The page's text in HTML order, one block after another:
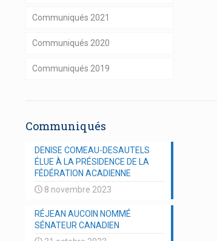
Communiqués 2021
Communiqués 2020
Communiqués 2019
Communiqués
DENISE COMEAU-DESAUTELS
ÉLUE À LA PRÉSIDENCE DE LA
FÉDÉRATION ACADIENNE
8 novembre 2023
RÉJEAN AUCOIN NOMMÉ
SÉNATEUR CANADIEN